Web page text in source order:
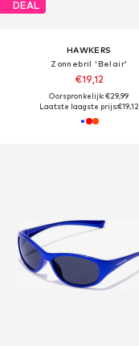
DEAL
HAWKERS
Zonnebril 'Belair'
€19,12
Oorspronkelijk: €29,99
Laatste laagste prijs:€19,12